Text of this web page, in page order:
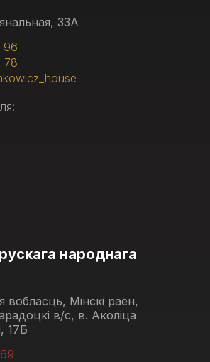
33А
96
78
народнага
вобласць, Мінскі раён,
в/с, в. Аколіца
17Б